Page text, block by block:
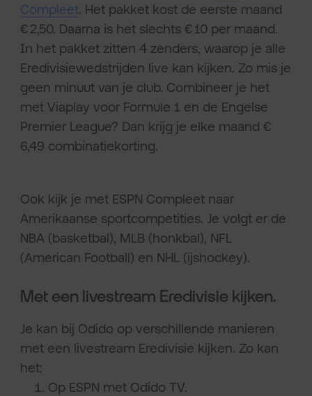
Compleet. Het pakket kost de eerste maand
€ 2,50. Daarna is het slechts € 10 per maand.
In het pakket zitten 4 zenders, waarop je alle
Eredivisiewedstrijden live kan kijken. Zo mis je
geen minuut van je club. Combineer je het
met Viaplay voor Formule 1 en de Engelse
Premier League? Dan krijg je elke maand €
6,49 combinatiekorting.
Ook kijk je met ESPN Compleet naar
Amerikaanse sportcompetities. Je volgt er de
NBA (basketbal), MLB (honkbal), NFL
(American Football) en NHL (ijshockey).
Met een livestream Eredivisie kijken.
Je kan bij Odido op verschillende manieren
met een livestream Eredivisie kijken. Zo kan
het:
Op ESPN met Odido TV.